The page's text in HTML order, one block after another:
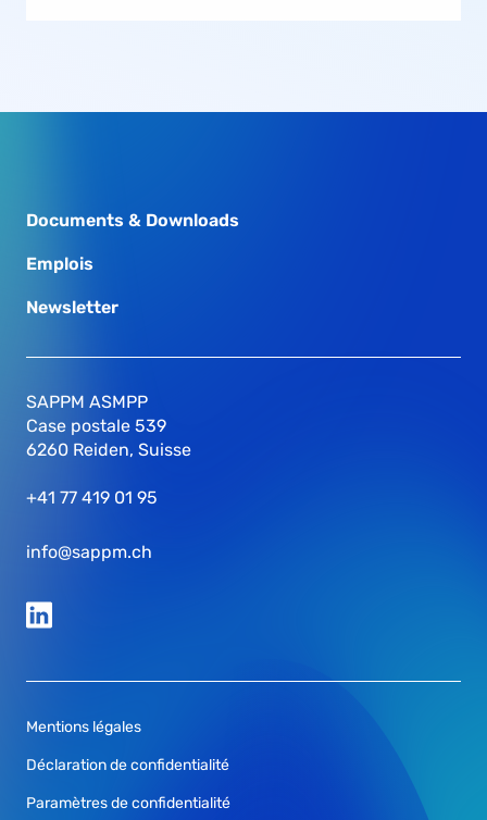
Documents & Downloads
Emplois
Newsletter
SAPPM ASMPP
Case postale 539
6260 Reiden, Suisse
+41 77 419 01 95
info@sappm.ch
Mentions légales
Déclaration de confidentialité
Paramètres de confidentialité